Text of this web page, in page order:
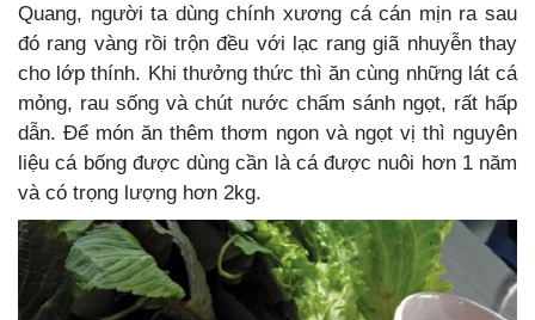
Quang, người ta dùng chính xương cá cán mịn ra sau
đó rang vàng rồi trộn đều với lạc rang giã nhuyễn thay
cho lớp thính. Khi thưởng thức thì ăn cùng những lát cá
mỏng, rau sống và chút nước chấm sánh ngọt, rất hấp
dẫn. Để món ăn thêm thơm ngon và ngọt vị thì nguyên
liệu cá bống được dùng cần là cá được nuôi hơn 1 năm
và có trọng lượng hơn 2kg.